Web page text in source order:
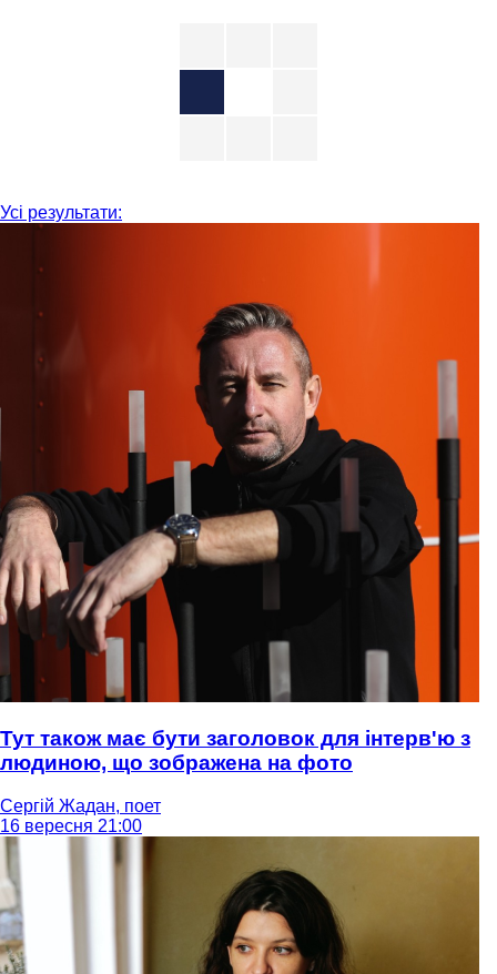
Усі результати:
Тут також має бути заголовок для інтерв'ю з
людиною, що зображена на фото
Сергій Жадан, поет
16 вересня 21:00